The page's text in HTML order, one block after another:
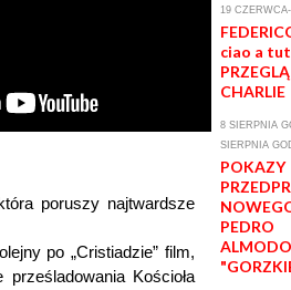
poruszy najtwardsze
po „Cristiadzie” film,
Kościoła
19
ciao a
CHARLIE
8 SIERPNIA
SIERPNIA
POKAZY
PEDRO